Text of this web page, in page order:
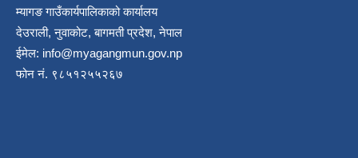
म्यागङ गाउँकार्यपालिकाको कार्यालय
देउराली, नुवाकोट, बागमती प्रदेश, नेपाल
ईमेल: info@myagangmun.gov.np
फोन नं. ९८५१२५५२६७